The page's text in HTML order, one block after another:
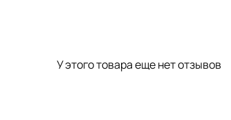
У этого товара еще нет отзывов